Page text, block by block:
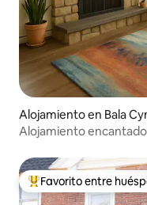
Alojamiento en Bala
Alojamiento
Favorito entre los
Favorito entre